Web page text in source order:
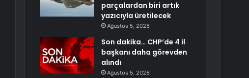
parçalardan biri artık
yazıcıyla üretilecek
Ağustos 5, 2026
Son dakika… CHP’de 4 il
başkanı daha görevden
alındı
Ağustos 5, 2026